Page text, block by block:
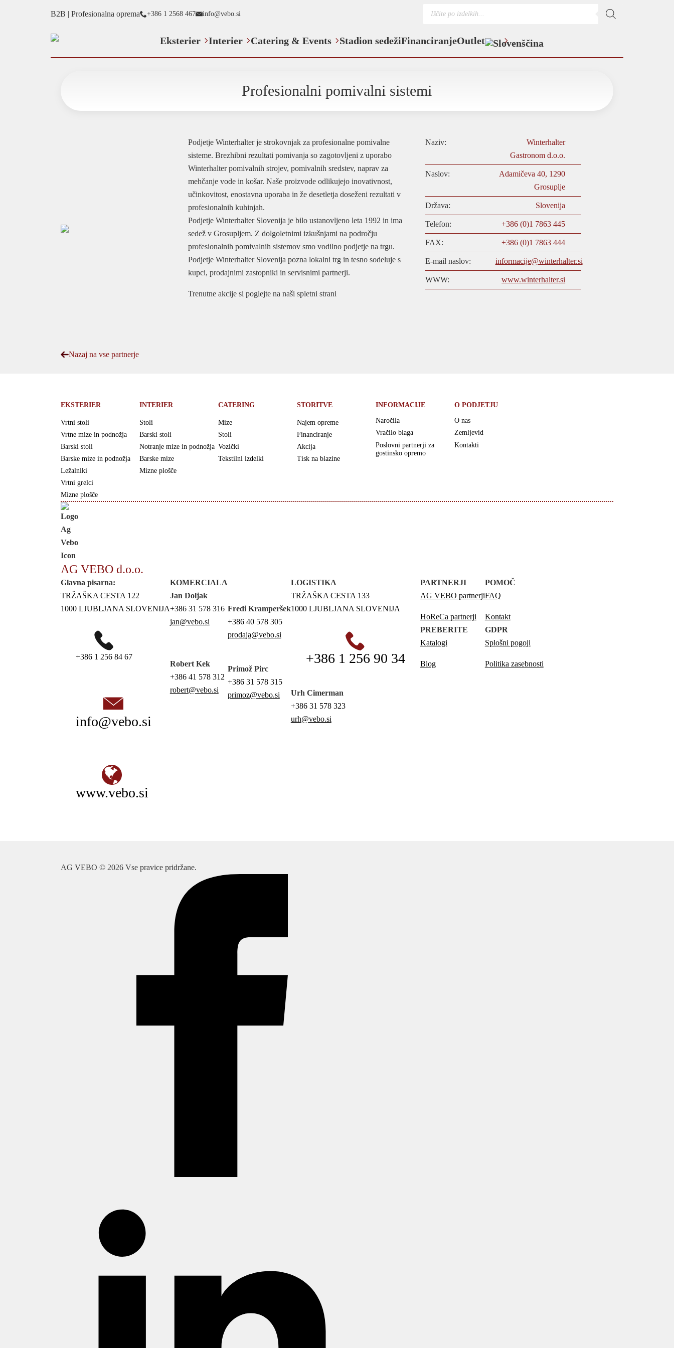
B2B | Profesionalna oprema +386 1 2568 467 info@vebo.si
search
Eksterier Interier Catering & Events Stadion sedežiFinanciranjeOutlet
Profesionalni pomivalni sistemi
Podjetje Winterhalter je strokovnjak za profesionalne pomivalne
sisteme. Brezhibni rezultati pomivanja so zagotovljeni z uporabo
Winterhalter pomivalnih strojev, pomivalnih sredstev, naprav za
mehčanje vode in košar. Naše proizvode odlikujejo inovativnost,
učinkovitost, enostavna uporaba in že desetletja doseženi rezultati v
profesionalnih kuhinjah.
Podjetje Winterhalter Slovenija je bilo ustanovljeno leta 1992 in ima
sedež v Grosupljem. Z dolgoletnimi izkušnjami na področju
profesionalnih pomivalnih sistemov smo vodilno podjetje na trgu.
Podjetje Winterhalter Slovenija pozna lokalni trg in tesno sodeluje s
kupci, prodajnimi zastopniki in servisnimi partnerji.
Trenutne akcije si poglejte na naši spletni strani
Naziv:
Winterhalter
Gastronom d.o.o.
Naslov:
Adamičeva 40, 1290
Grosuplje
Država: Slovenija
Telefon: +386 (0)1 7863 445
FAX: +386 (0)1 7863 444
E-mail naslov: informacije@winterhalter.si
WWW: www.winterhalter.si
Nazaj na vse partnerje
EKSTERIER
Vrtni stoli
Vrtne mize in podnožja
Barski stoli
Barske mize in podnožja
Ležalniki
Vrtni grelci
Mizne plošče
INTERIER
Stoli
Barski stoli
Notranje mize in podnožja
Barske mize
Mizne plošče
CATERING
Mize
Stoli
Vozički
Tekstilni izdelki
STORITVE
Najem opreme
Financiranje
Akcija
Tisk na blazine
INFORMACIJE
Naročila
Vračilo blaga
Poslovni partnerji za
gostinsko opremo
O PODJETJU
O nas
Zemljevid
Kontakti
AG VEBO d.o.o.
Glavna pisarna:
TRŽAŠKA CESTA 122
1000 LJUBLJANA SLOVENIJA
+386 1 256 84 67
info@vebo.si
www.vebo.si
KOMERCIALA
Jan Doljak
+386 31 578 316
jan@vebo.si
Robert Kek
+386 41 578 312
robert@vebo.si
Fredi Kramperšek
+386 40 578 305
prodaja@vebo.si
Primož Pirc
+386 31 578 315
primoz@vebo.si
LOGISTIKA
TRŽAŠKA CESTA 133
1000 LJUBLJANA SLOVENIJA
+386 1 256 90 34
Urh Cimerman
+386 31 578 323
urh@vebo.si
PARTNERJI
AG VEBO partnerji
HoReCa partnerji
PREBERITE
Katalogi
Blog
POMOČ
FAQ
Kontakt
GDPR
Splošni pogoji
Politika zasebnosti
AG VEBO © 2026 Vse pravice pridržane.